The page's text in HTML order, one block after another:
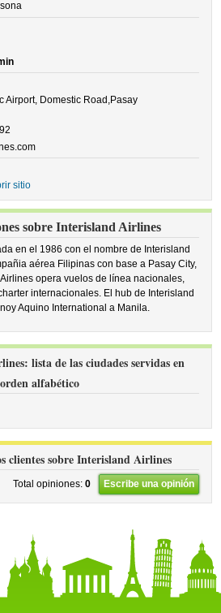
Airport, Domestic Road,Pasay
sitio
sobre Interisland Airlines
en el 1986 con el nombre de Interisland
aérea Filipinas con base a Pasay City,
opera vuelos de línea nacionales,
internacionales. El hub de Interisland
Aquino International a Manila.
lista de las ciudades servidas en
orden alfabético
clientes sobre Interisland Airlines
Total opiniones: 0 Escribe una opinión